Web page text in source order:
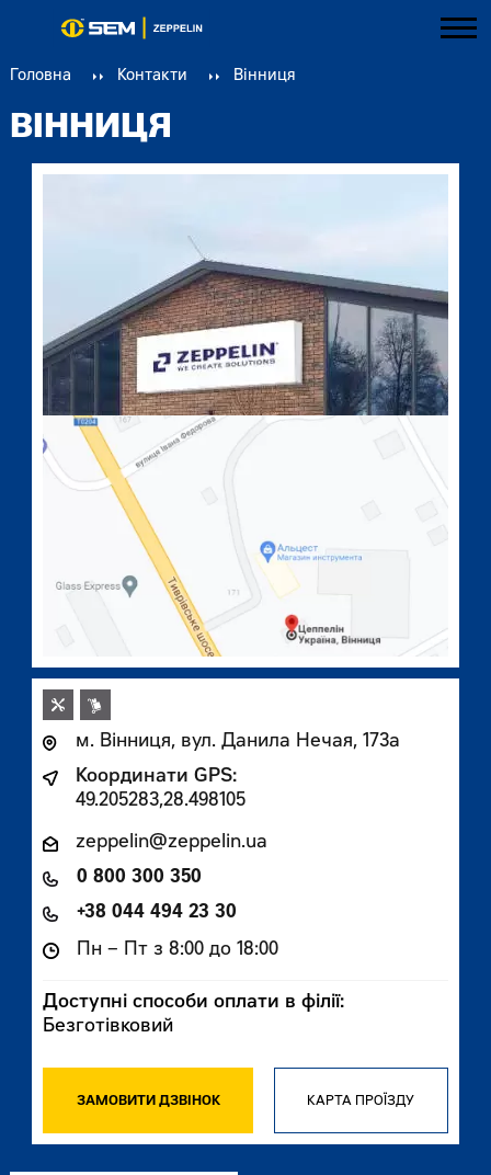
Головна Контакти Вінниця
ВІННИЦЯ
м. Вінниця, вул. Данила Нечая, 173а
Координати GPS:
49.205283,28.498105
zeppelin@zeppelin.ua
0 800 300 350
+38 044 494 23 30
Пн – Пт з 8:00 до 18:00
Доступні способи оплати в філії:
Безготівковий
ЗАМОВИТИ ДЗВІНОК КАРТА ПРОЇЗДУ